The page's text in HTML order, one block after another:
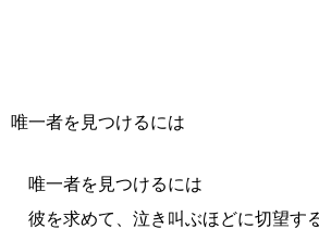
唯一者を見つけるには
唯一者を見つけるには
彼を求めて、泣き叫ぶほどに切望す